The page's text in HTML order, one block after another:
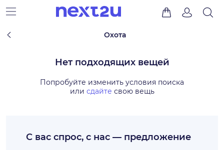
Охота
Нет подходящих вещей
Попробуйте изменить условия поиска
или сдайте свою вещь
С вас спрос, с нас — предложение